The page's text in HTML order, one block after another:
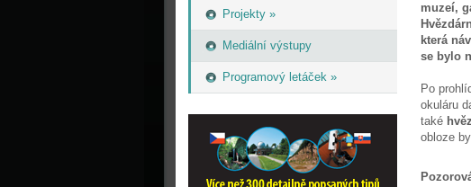
Projekty »
Mediální výstupy
Programový letáček »
muzeí,
která
se bylo
Po
okuláru
také
obloze